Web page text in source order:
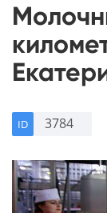
ID 3784